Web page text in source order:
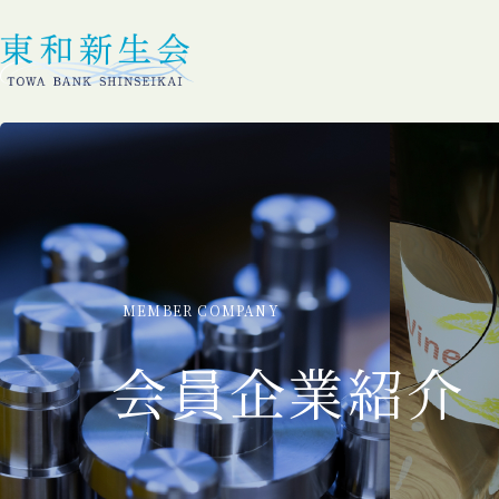
MEMBER COMPANY
会員企業紹介